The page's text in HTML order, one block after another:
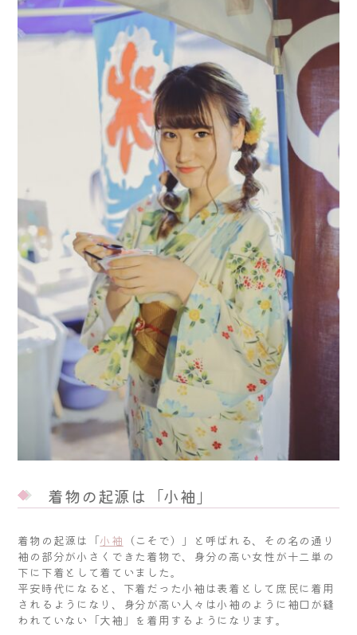
着物の起源は「小袖」
着物の起源は「小袖 （こそで）」と呼ばれる、その名の通り
袖の部分が小さくできた着物で、身分の高い女性が十二単の
下に下着として着ていました。
平安時代になると、下着だった小袖は表着として庶民に着用
されるようになり、身分が高い人々は小袖のように袖口が縫
われていない「大袖」を着用するようになります。